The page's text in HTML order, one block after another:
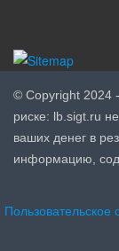
© Copyright 2024
риске: lb.sigt.ru
ваших денег в
информацию,
Пользовательское